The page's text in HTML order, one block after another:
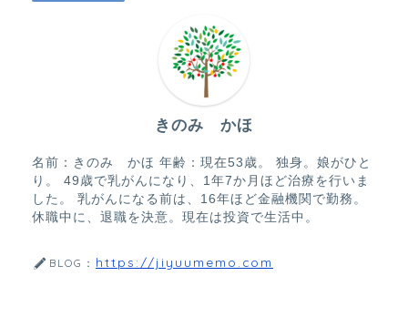
きのみ かほ
名前：きのみ かほ 年齢：現在53歳。 独身。娘がひと
り。 49歳で乳がんになり、1年7か月ほど治療を行いま
した。 乳がんになる前は、16年ほど金融機関で勤務。
休職中に、退職を決意。現在は投資で生活中。
BLOG： https://jiyuumemo.com